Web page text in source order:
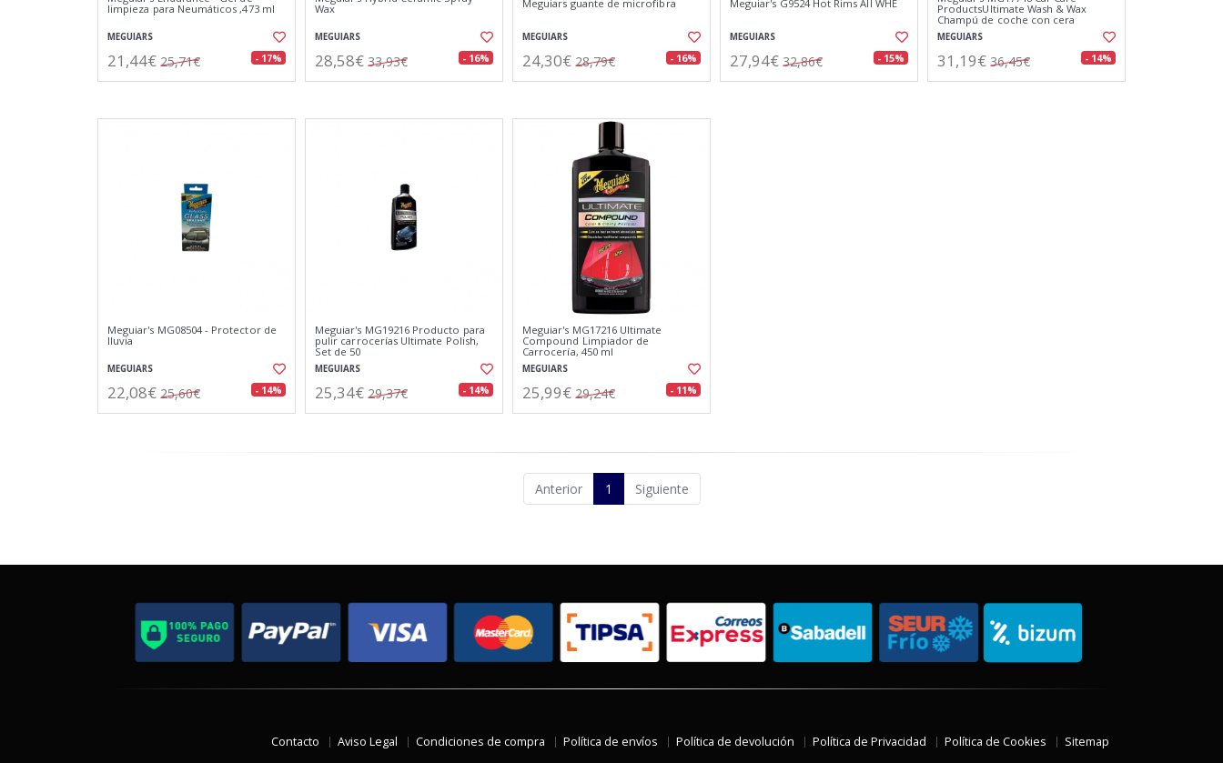
limpieza para Neumáticos ,473 ml
MEGUIARS
21,44€ 25,71€ - 17%
Wax
MEGUIARS
28,58€ 33,93€ - 16%
Meguiars guante de microfibra
MEGUIARS
24,30€ 28,79€ - 16%
Meguiar's G9524 Hot Rims All WHE
MEGUIARS
27,94€ 32,86€ - 15%
ProductsUltimate Wash & Wax
Champú de coche con cera
MEGUIARS
31,19€ 36,45€ - 14%
Meguiar's MG08504 - Protector de
lluvia
MEGUIARS
22,08€ 25,60€ - 14%
Meguiar's MG19216 Producto para
pulir carrocerías Ultimate Polish,
Set de 50
MEGUIARS
25,34€ 29,37€ - 14%
Meguiar's MG17216 Ultimate
Compound Limpiador de
Carrocería, 450 ml
MEGUIARS
25,99€ 29,24€ - 11%
Anterior 1 Siguiente
Contacto Aviso Legal Condiciones de compra Política de envíos Política de devolución Política de Privacidad Política de Cookies Sitemap